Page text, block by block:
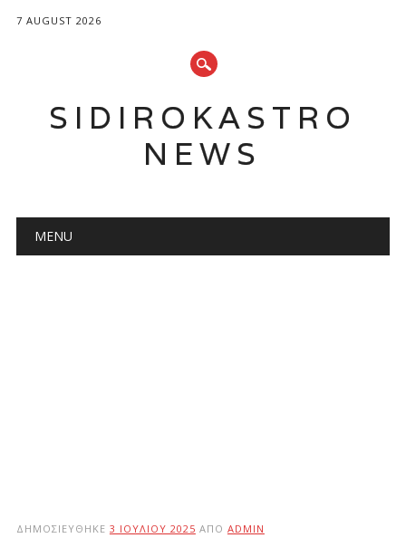
7 AUGUST 2026
SIDIROKASTRO
NEWS
Main menu
MENU
ΔΗΜΟΣΙΕΎΘΗΚΕ 3 ΙΟΥΛΊΟΥ 2025 ΑΠΌ ADMIN